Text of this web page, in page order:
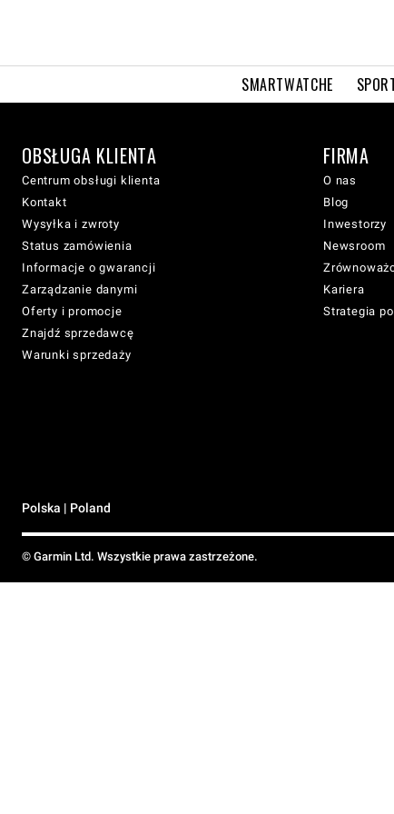
SMARTWATCHE
OBSŁUGA KLIENTA
Centrum obsługi klienta
Kontakt
Wysyłka i zwroty
Status zamówienia
Informacje o gwarancji
Zarządzanie danymi
Oferty i promocje
Znajdź sprzedawcę
Warunki sprzedaży
FIRMA
O nas
Blog
Inwestorzy
Newsroom
Kariera
Strategia
Polska | Poland
© Garmin Ltd. Wszystkie prawa zastrzeżone.